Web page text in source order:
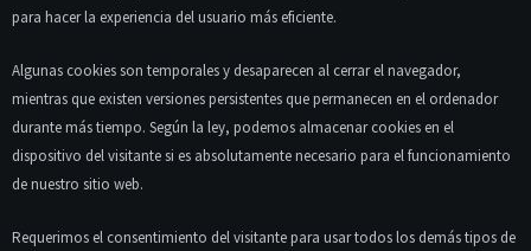
para hacer la experiencia del usuario más eficiente.
Algunas cookies son temporales y desaparecen al cerrar el navegador,
mientras que existen versiones persistentes que permanecen en el ordenador
durante más tiempo. Según la ley, podemos almacenar cookies en el
dispositivo del visitante si es absolutamente necesario para el funcionamiento
de nuestro sitio web.
Requerimos el consentimiento del visitante para usar todos los demás tipos de